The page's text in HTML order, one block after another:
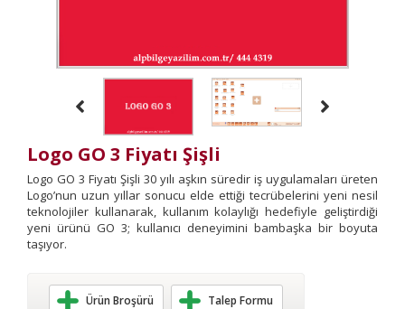
Logo GO 3 Fiyatı Şişli
Logo GO 3 Fiyatı Şişli 30 yılı aşkın süredir iş uygulamaları üreten
Logo’nun uzun yıllar sonucu elde ettiği tecrübelerini yeni nesil
teknolojiler kullanarak, kullanım kolaylığı hedefiyle geliştirdiği
yeni ürünü GO 3; kullanıcı deneyimini bambaşka bir boyuta
taşıyor.
Ürün Broşürü Talep Formu